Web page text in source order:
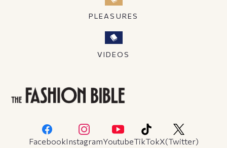
PLEASURES
VIDEOS
FacebookInstagramYoutubeTikTokX(Twitter)